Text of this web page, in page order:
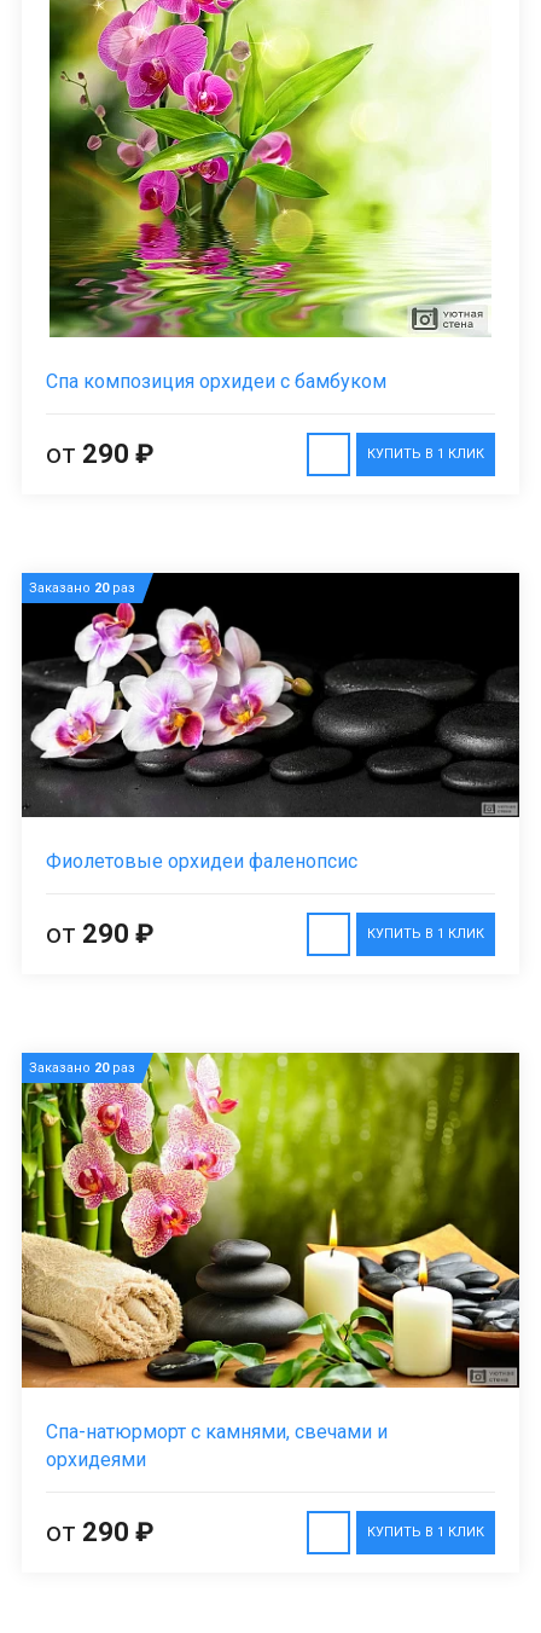
Спа композиция орхидеи с бамбуком
КУПИТЬ В 1 КЛИК
от 290 ₽
Заказано 20раз
Фиолетовые орхидеи фаленопсис
КУПИТЬ В 1 КЛИК
от 290 ₽
Заказано 20раз
Спа-натюрморт с камнями, свечами и
орхидеями
КУПИТЬ В 1 КЛИК
от 290 ₽